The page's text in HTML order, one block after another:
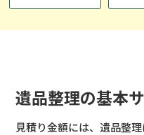
遺品整理の基本
見積り金額には、遺品整